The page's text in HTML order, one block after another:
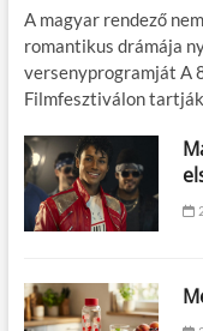
A magyar rendező
romantikus drámája
versenyprogramját A
Filmfesztiválon